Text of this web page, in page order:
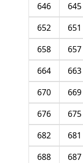
645
646
651
652
657
658
663
664
669
670
675
676
681
682
687
688